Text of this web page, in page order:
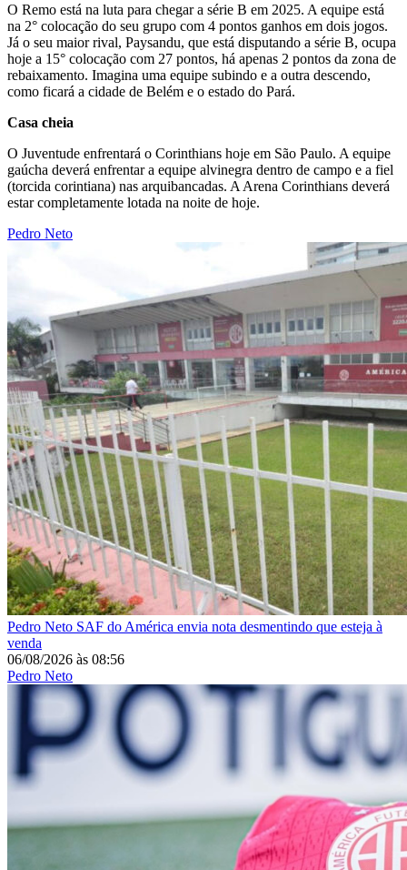
O Remo está na luta para chegar a série B em 2025. A equipe está
na 2° colocação do seu grupo com 4 pontos ganhos em dois jogos.
Já o seu maior rival, Paysandu, que está disputando a série B, ocupa
hoje a 15° colocação com 27 pontos, há apenas 2 pontos da zona de
rebaixamento. Imagina uma equipe subindo e a outra descendo,
como ficará a cidade de Belém e o estado do Pará.
Casa cheia
O Juventude enfrentará o Corinthians hoje em São Paulo. A equipe
gaúcha deverá enfrentar a equipe alvinegra dentro de campo e a fiel
(torcida corintiana) nas arquibancadas. A Arena Corinthians deverá
estar completamente lotada na noite de hoje.
Pedro Neto
Pedro Neto SAF do América envia nota desmentindo que esteja à
venda
06/08/2026 às 08:56
Pedro Neto